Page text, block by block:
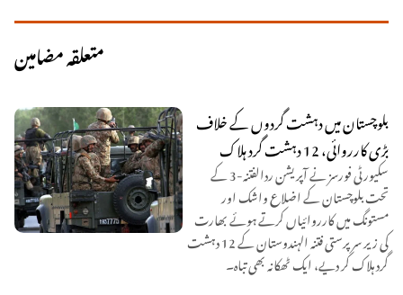
متعلقہ مضامین
بلوچستان میں دہشت گردوں کے خلاف
بڑی کارروائی، 12 دہشت گرد ہلاک
سکیورٹی فورسز نے آپریشن ردالفتنہ-3 کے
تحت بلوچستان کے اضلاع واشک اور
مستونگ میں کارروائیاں کرتے ہوئے بھارت
کی زیر سرپرستی فتنہ الہندوستان کے 12 دہشت
گرد ہلاک کر دیے، ایک ٹھکانہ بھی تباہ۔